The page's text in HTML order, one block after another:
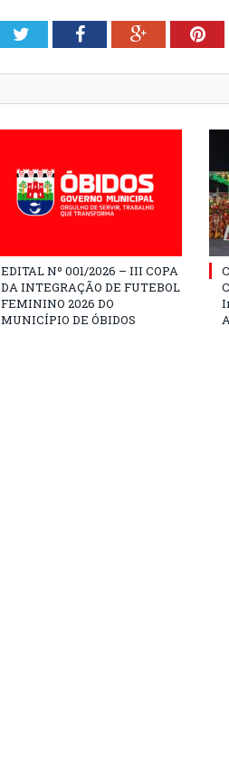
TwitterFacebookGoogle+
EDITAL Nº 001/2026 – III COPA
DA INTEGRAÇÃO DE FUTEBOL
FEMININO 2026 DO
MUNICÍPIO DE ÓBIDOS